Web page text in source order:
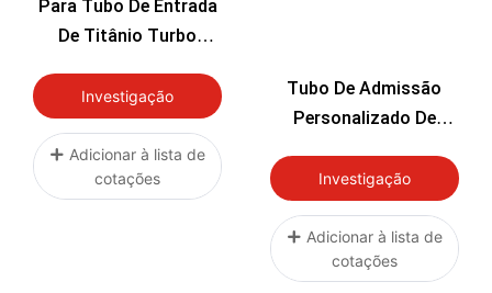
Para Tubo De Entrada
De Titânio Turbo
Geração 22-24
Investigação
Adicionar à lista de
cotações
Tubo De Admissão
Personalizado De
Investigação
Adicionar à lista de
cotações